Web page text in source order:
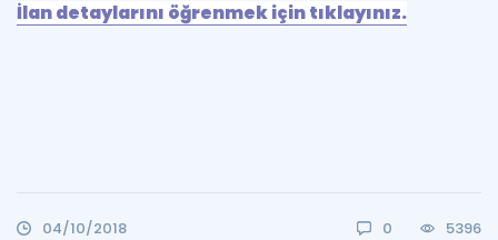
İlan detaylarını öğrenmek için tıklayınız.
04/10/2018 0 5396